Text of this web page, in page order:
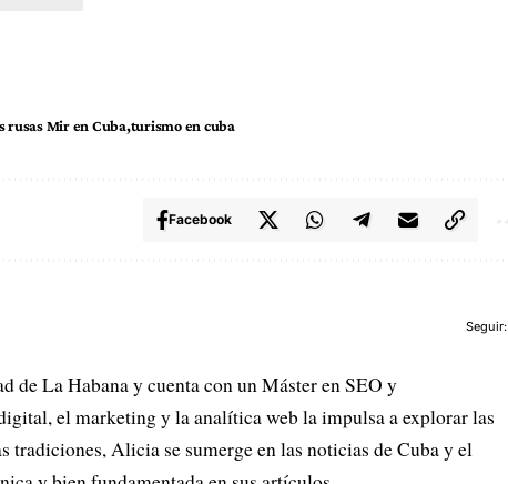
rusas Mir en Cuba turismo en cuba
Facebook
Seguir:
de La Habana y cuenta con un Máster en SEO y
el marketing y la analítica web la impulsa a explorar las
tradiciones, Alicia se sumerge en las noticias de Cuba y el